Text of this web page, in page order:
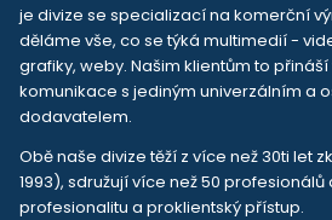
je divize se specializací na komerční
děláme vše, co se týká multimedií -
grafiky, weby. Našim klientům to
komunikace s jediným univerzálním a
dodavatelem.
Obě naše divize těží z více než 30ti let
1993), sdružují více než 50
profesionalitu a proklientský přístup.